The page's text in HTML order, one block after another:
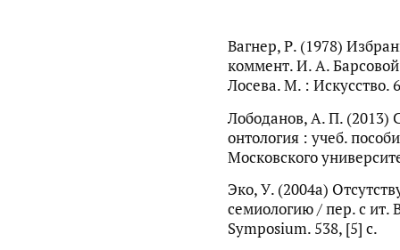
Вагнер, Р. (1978)
коммент. И. А.
Лосева. М. : Искусство.
Лободанов, А. П. (2013)
онтология : учеб.
Московского
Эко, У. (2004a)
семиологию / пер. с ит.
Symposium. 538, [5] с.